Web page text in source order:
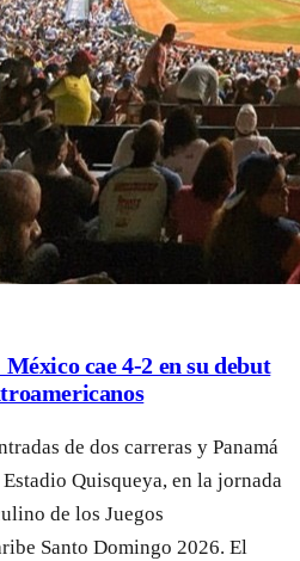
cae 4-2 en su debut
de dos carreras y Panamá
Quisqueya, en la jornada
de los Juegos
Santo Domingo 2026. El